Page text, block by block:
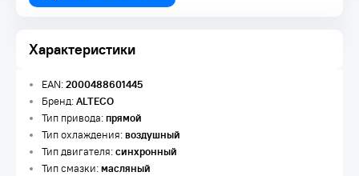
Характеристики
EAN:2000488601445
Бренд:ALTECO
Тип привода:прямой
Тип охлаждения:воздушный
Тип двигателя:синхронный
Тип смазки:масляный